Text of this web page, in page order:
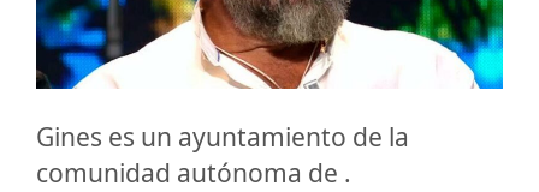
Gines es un ayuntamiento de la
comunidad autónoma de .